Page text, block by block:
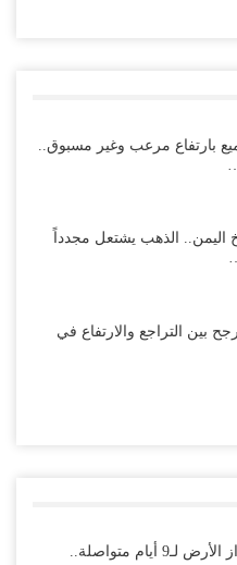
بارتفاع مرعب وغير مسبوق..
اليمن.. الذهب يشتعل مجدداً
بين التراجع والارتفاع في
ما السر وراء اهتزاز الأرض لـ9 أيام متواصلة..